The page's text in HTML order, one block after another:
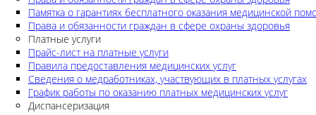
Памятка о гарантиях бесплатного оказания медицинской
Права и обязанности граждан в сфере охраны здоровья
Платные услуги
Прайс-лист на платные услуги
Правила предоставления медицинских услуг
Сведения о медработниках, участвующих в платных услугах
График работы по оказанию платных медицинских услуг
Диспансеризация